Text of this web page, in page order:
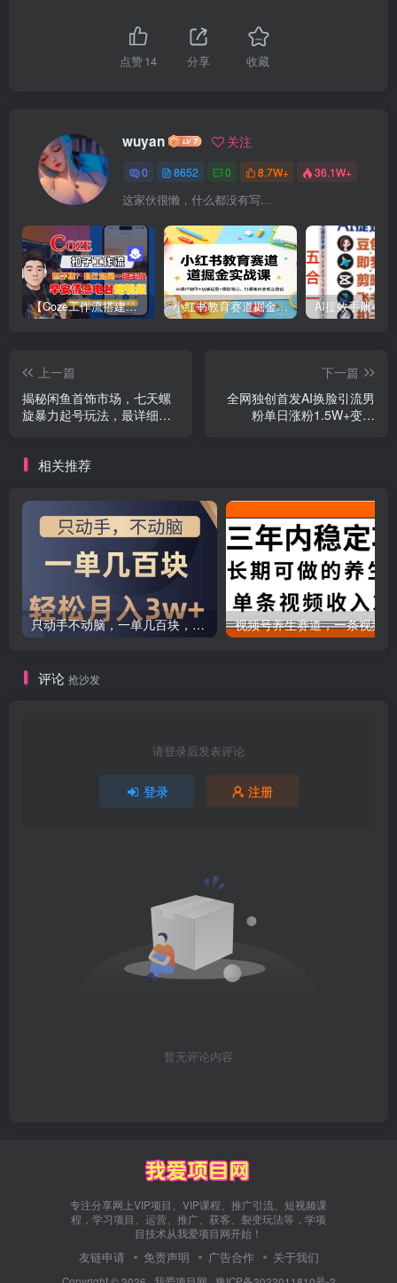
点赞14 分享 收藏
wuyan 关注
0 8652 0 8.7W+ 36.1W+
这家伙很懒，什么都没有写...
【Coze工作流搭建实操教程】【coze】早安情感电台日签视频还在手动做？用扣子工作流自动生成，省时90% 小红书教育赛道掘金实战课：AI课件制作+店铺运营+爆款笔记，打通知识变现全路径
上一篇
揭秘闲鱼首饰市场，七天螺
旋暴力起号玩法，最详细保
下一篇
全网独创首发AI换脸引流男
粉单日涨粉1.5W+变现
相关推荐
只动手不动脑，一单几百块，轻松月入2w+，看完就能直接操作，详细教程
评论 抢沙发
请登录后发表评论
登录 注册
暂无评论内容
专注分享网上VIP项目、VIP课程、推广引流、短视频课
程，学习项目、运营、推广、获客、裂变玩法等，学项
目技术从我爱项目网开始！
友链申请 免责声明 广告合作 关于我们